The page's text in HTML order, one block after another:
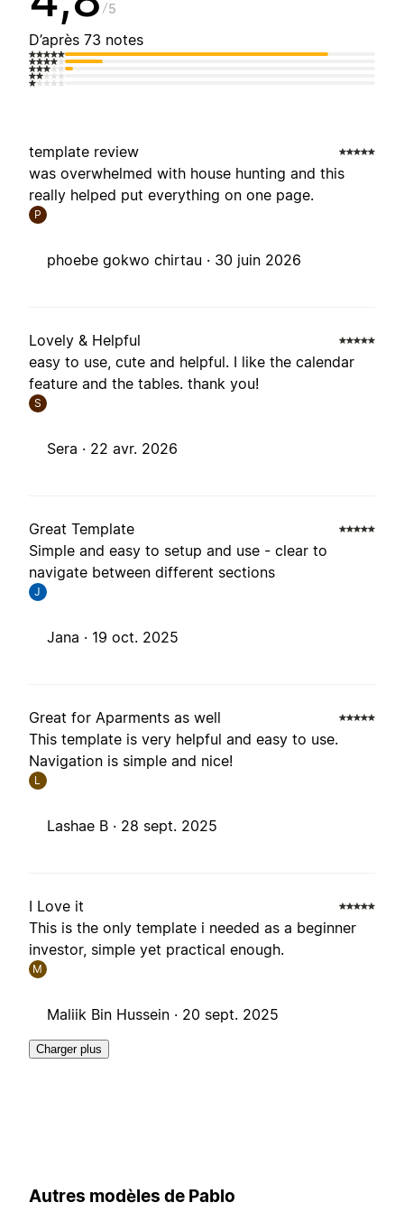
5
D’après 73 notes
template review
was overwhelmed with house hunting and this
really helped put everything on one page.
P
phoebe gokwo chirtau · 30 juin 2026
Lovely & Helpful
easy to use, cute and helpful. I like the calendar
feature and the tables. thank you!
S
Sera · 22 avr. 2026
Great Template
Simple and easy to setup and use - clear to
navigate between different sections
J
Jana · 19 oct. 2025
Great for Aparments as well
This template is very helpful and easy to use.
Navigation is simple and nice!
L
Lashae B · 28 sept. 2025
I Love it
This is the only template i needed as a beginner
investor, simple yet practical enough.
M
Maliik Bin Hussein · 20 sept. 2025
Charger plus
Autres modèles de Pablo